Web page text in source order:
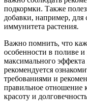
подкормки. Также
добавки, например, для
иммунитета растения.
Важно помнить, что
особенности в поливе
максимального эффекта
рекомендуется
требованиями и
правильное отношение
красоту и